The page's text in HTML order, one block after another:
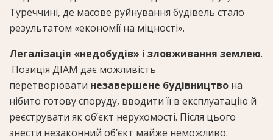
Туреччині, де масове руйнування будівель стало
результатом «економії на міцності».
Легалізація «недобудів» і зловживання землею.
Позиція ДІАМ дає можливість
перетворювати незавершене будівництво на
нібито готову споруду, вводити її в експлуатацію й
реєструвати як об’єкт нерухомості. Після цього
знести незаконний об’єкт майже неможливо.